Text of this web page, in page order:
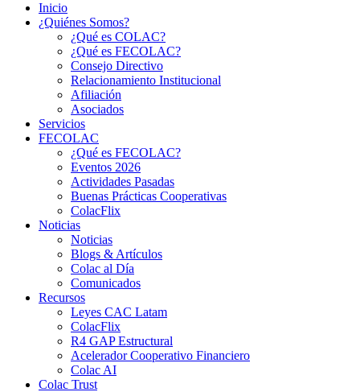
Inicio
¿Quiénes Somos?
¿Qué es COLAC?
¿Qué es FECOLAC?
Consejo Directivo
Relacionamiento Institucional
Afiliación
Asociados
Servicios
FECOLAC
¿Qué es FECOLAC?
Eventos 2026
Actividades Pasadas
Buenas Prácticas Cooperativas
ColacFlix
Noticias
Noticias
Blogs & Artículos
Colac al Día
Comunicados
Recursos
Leyes CAC Latam
ColacFlix
R4 GAP Estructural
Acelerador Cooperativo Financiero
Colac AI
Colac Trust